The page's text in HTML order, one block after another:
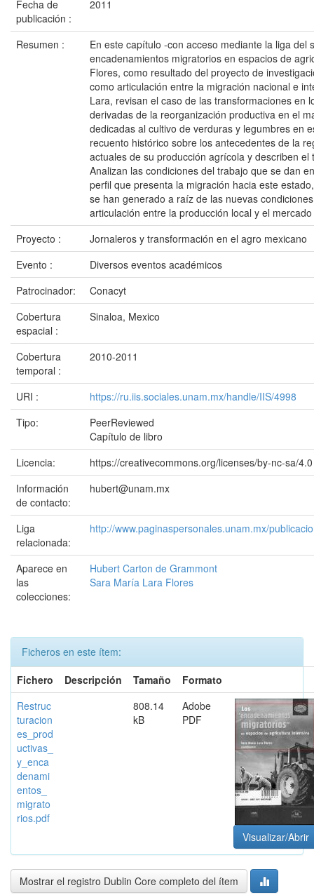
Fecha de
publicación :
2011
Resumen :
En este capítulo -con acceso mediante la liga
encadenamientos migratorios en espacios de
Flores, como resultado del proyecto de
como articulación entre la migración nacional e
Lara, revisan el caso de las transformaciones en
derivadas de la reorganización productiva en el
dedicadas al cultivo de verduras y legumbres en
recuento histórico sobre los antecedentes de la
actuales de su producción agrícola y describen
Analizan las condiciones del trabajo que se dan
perfil que presenta la migración hacia este
se han generado a raíz de las nuevas
articulación entre la producción local y el
Proyecto :
Jornaleros y transformación en el agro mexicano
Evento :
Diversos eventos académicos
Patrocinador:
Conacyt
Cobertura
espacial :
Sinaloa, Mexico
Cobertura
temporal :
2010-2011
URI :
https://ru.iis.sociales.unam.mx/handle/IIS/4998
Tipo:
PeerReviewed
Capítulo de libro
Licencia:
https://creativecommons.org/licenses/by-nc-sa/4.0
Información
de contacto:
hubert@unam.mx
Liga
relacionada:
http://www.paginaspersonales.unam.mx/
Aparece en
las
colecciones:
Hubert Carton de Grammont
Sara María Lara Flores
Ficheros en este ítem:
Fichero
Descripción Tamaño
Formato
Restruc
turacion
es_prod
uctivas_
y_enca
denami
entos_
migrato
rios.pdf
808.14
kB
Adobe
PDF
Visualizar/Abrir
Mostrar el registro Dublin Core completo del ítem